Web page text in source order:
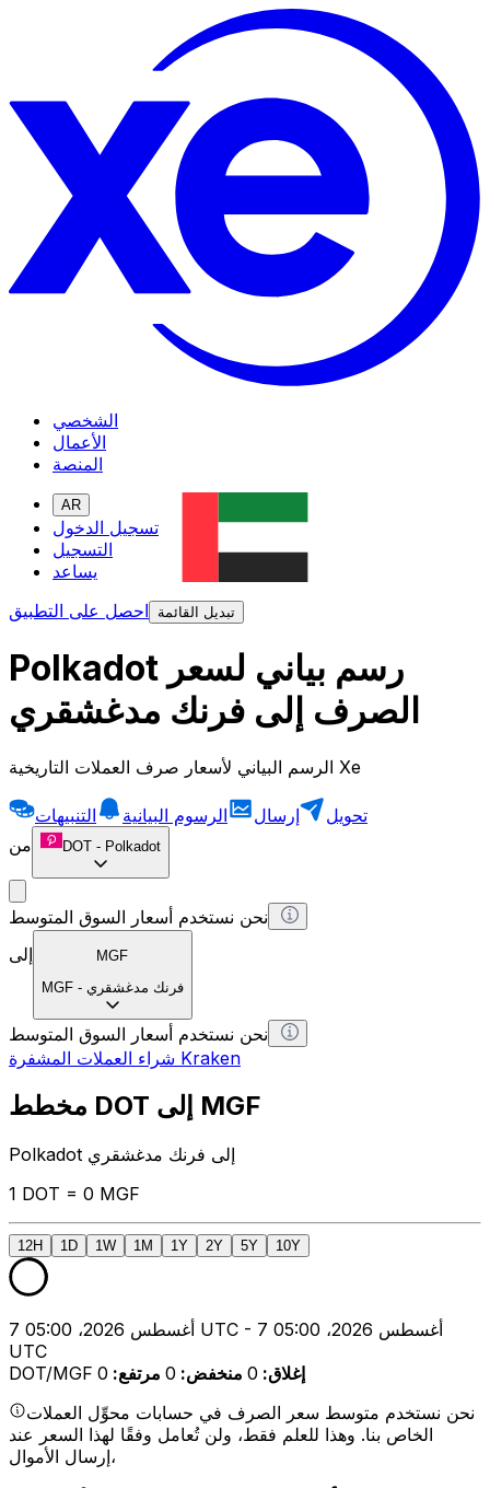
الشخصي
الأعمال
المنصة
AR
تسجيل الدخول
التسجيل
يساعد
احصل على التطبيق
تبديل القائمة
Polkadot رسم بياني لسعر
الصرف إلى فرنك مدغشقري
الرسم البياني لأسعار صرف العملات التاريخية Xe
تحويل إرسال الرسوم البيانية
التنبيهات
من
DOT - Polkadot
نحن نستخدم أسعار السوق المتوسط
إلى
MGF
MGF - فرنك مدغشقري
نحن نستخدم أسعار السوق المتوسط
شراء العملات المشفرة Kraken
مخطط DOT إلى MGF
Polkadot إلى فرنك مدغشقري
1 DOT = 0 MGF
12H 1D 1W 1M 1Y 2Y 5Y 10Y
7 أغسطس 2026، 05:00 UTC - 7 أغسطس 2026، 05:00
UTC
DOT/MGF
إغلاق:
0 منخفض:
0 مرتفع:
0
نحن نستخدم متوسط سعر الصرف في حسابات محوِّل العملات
الخاص بنا. وهذا للعلم فقط، ولن تُعامل وفقًا لهذا السعر عند
إرسال الأموال،